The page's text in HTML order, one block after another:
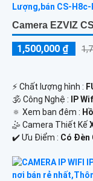
Camera EZVIZ
1,500,000 ₫
️⚡ Chất lượng hình :
🕉️ Công Nghệ :
IP
🔅 Xem ban đêm :
🤹 Camera Thiết Kế
️✔️ Ưu Điểm : Có Đèn